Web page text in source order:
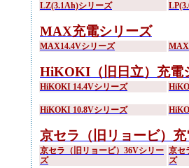
LZ(3.1Ah)シリーズ
MAX充電シリーズ
MAX14.4Vシリーズ
HiKOKI（旧日立）充電
HiKOKI 14.4Vシリーズ
HiKOKI 10.8Vシリーズ
京セラ（旧リョービ）
京セラ（旧リョービ）36Vシリー
ズ
京セ
ズ